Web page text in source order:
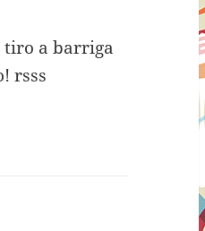
tiro a barriga
rsss